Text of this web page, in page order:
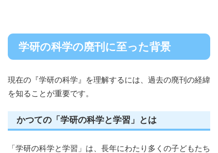
学研の科学の廃刊に至った背景
現在の『学研の科学』を理解するには、過去の廃刊の経緯
を知ることが重要です。
かつての「学研の科学と学習」とは
「学研の科学と学習」は、長年にわたり多くの子どもたち